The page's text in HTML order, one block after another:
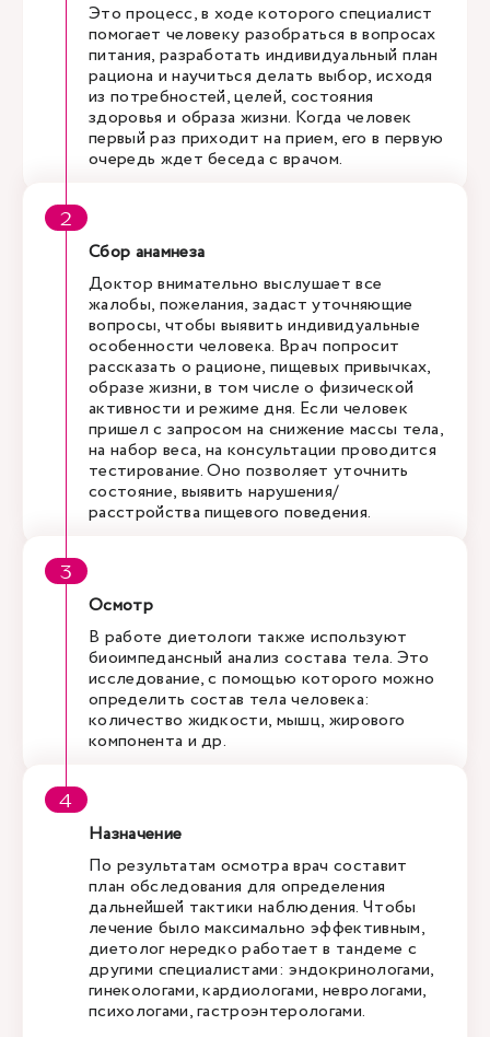
Это процесс, в ходе которого специалист
помогает человеку разобраться в вопросах
питания, разработать индивидуальный план
рациона и научиться делать выбор, исходя
из потребностей, целей, состояния
здоровья и образа жизни. Когда человек
первый раз приходит на прием, его в первую
очередь ждет беседа с врачом.
Сбор анамнеза
Доктор внимательно выслушает все
жалобы, пожелания, задаст уточняющие
вопросы, чтобы выявить индивидуальные
особенности человека. Врач попросит
рассказать о рационе, пищевых привычках,
образе жизни, в том числе о физической
активности и режиме дня. Если человек
пришел с запросом на снижение массы тела,
на набор веса, на консультации проводится
тестирование. Оно позволяет уточнить
состояние, выявить нарушения/
расстройства пищевого поведения.
Осмотр
В работе диетологи также используют
биоимпедансный анализ состава тела. Это
исследование, с помощью которого можно
определить состав тела человека:
количество жидкости, мышц, жирового
компонента и др.
Назначение
По результатам осмотра врач составит
план обследования для определения
дальнейшей тактики наблюдения. Чтобы
лечение было максимально эффективным,
диетолог нередко работает в тандеме с
другими специалистами: эндокринологами,
гинекологами, кардиологами, неврологами,
психологами, гастроэнтерологами.